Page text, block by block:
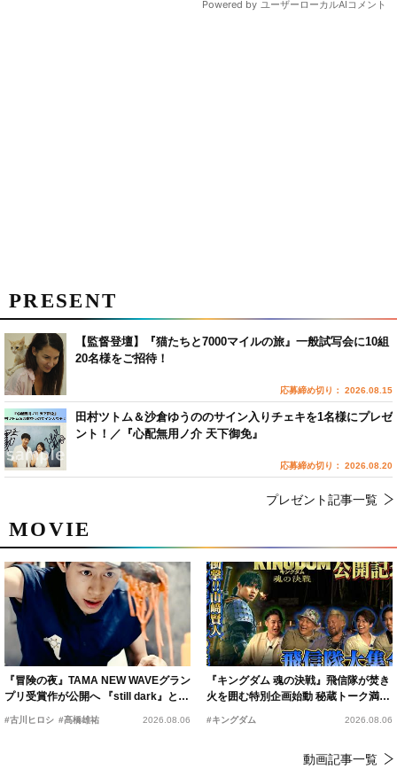
MOVIE
『冒険の夜』TAMA NEW WAVEグラン
プリ受賞作が公開へ 『still dark』と同
#古川ヒロシ #髙橋雄祐 2026.08.06
『キングダム 魂の決戦』飛信隊が焚き
火を囲む特別企画始動 秘蔵トーク満載
#キングダム 2026.08.06
動画記事一覧
PRESENT
【監督登壇】『猫たちと7000マイルの旅』一般試写会に10組
20名様をご招待！
応募締め切り： 2026.08.15
田村ツトム＆沙倉ゆうののサイン入りチェキを1名様にプレゼ
ント！／『心配無用ノ介 天下御免』
応募締め切り： 2026.08.20
プレゼント記事一覧